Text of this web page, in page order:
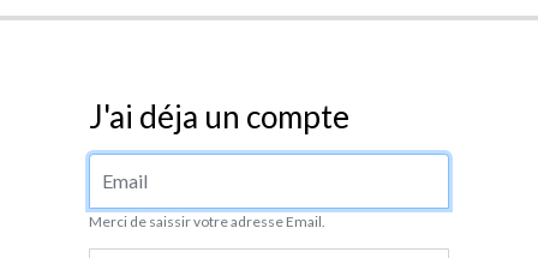
Les Films
Les séances
J'ai déja un compte
Adresse Email
Merci de saissir votre adresse Email.